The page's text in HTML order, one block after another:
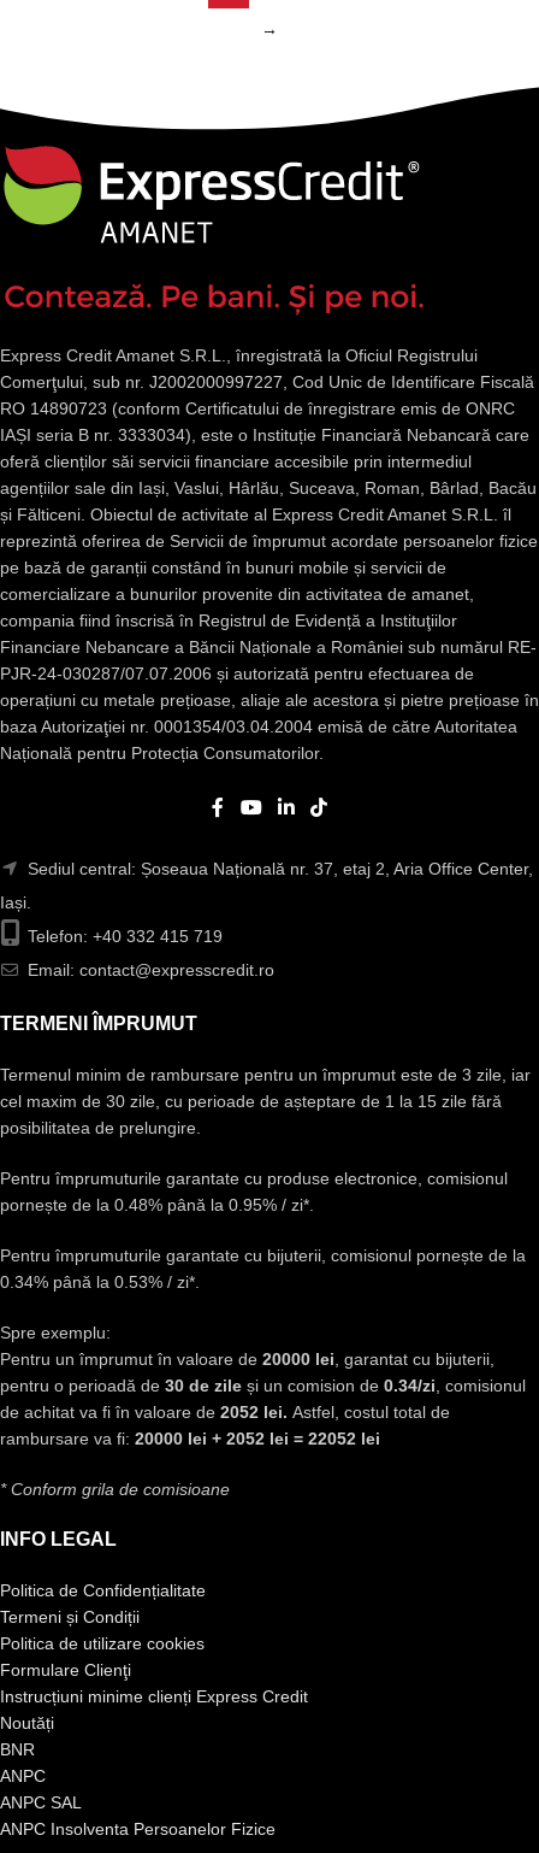
→
Express Credit Amanet S.R.L., înregistrată la Oficiul Registrului
Comerţului, sub nr. J2002000997227, Cod Unic de Identificare Fiscală
RO 14890723 (conform Certificatului de înregistrare emis de ONRC
IAȘI seria B nr. 3333034), este o Instituție Financiară Nebancară care
oferă clienților săi servicii financiare accesibile prin intermediul
agențiilor sale din Iași, Vaslui, Hârlău, Suceava, Roman, Bârlad, Bacău
și Fălticeni. Obiectul de activitate al Express Credit Amanet S.R.L. îl
reprezintă oferirea de Servicii de împrumut acordate persoanelor fizice
pe bază de garanții constând în bunuri mobile și servicii de
comercializare a bunurilor provenite din activitatea de amanet,
compania fiind înscrisă în Registrul de Evidență a Instituţiilor
Financiare Nebancare a Băncii Naționale a României sub numărul RE-
PJR-24-030287/07.07.2006 și autorizată pentru efectuarea de
operațiuni cu metale prețioase, aliaje ale acestora și pietre prețioase în
baza Autorizaţiei nr. 0001354/03.04.2004 emisă de către Autoritatea
Națională pentru Protecția Consumatorilor.
Sediul central: Șoseaua Națională nr. 37, etaj 2, Aria Office Center,
Iași.
Telefon: +40 332 415 719
Email: contact@expresscredit.ro
TERMENI ÎMPRUMUT
Termenul minim de rambursare pentru un împrumut este de 3 zile, iar
cel maxim de 30 zile, cu perioade de așteptare de 1 la 15 zile fără
posibilitatea de prelungire.
Pentru împrumuturile garantate cu produse electronice, comisionul
pornește de la 0.48% până la 0.95% / zi*.
Pentru împrumuturile garantate cu bijuterii, comisionul pornește de la
0.34% până la 0.53% / zi*.
Spre exemplu:
Pentru un împrumut în valoare de 20000 lei , garantat cu bijuterii,
pentru o perioadă de 30 de zile și un comision de 0.34/zi , comisionul
de achitat va fi în valoare de 2052 lei. Astfel, costul total de
rambursare va fi: 20000 lei + 2052 lei = 22052 lei
* Conform grila de comisioane
INFO LEGAL
Politica de Confidențialitate
Termeni și Condiții
Politica de utilizare cookies
Formulare Clienţi
Instrucțiuni minime clienți Express Credit
Noutăți
BNR
ANPC
ANPC SAL
ANPC Insolventa Persoanelor Fizice